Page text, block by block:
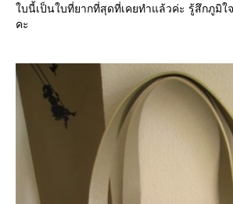
บนี้เป็นใบที่ยากที่สุดที่เคยทำแล้วค่ะ รู้สึกภูมิ
คะ